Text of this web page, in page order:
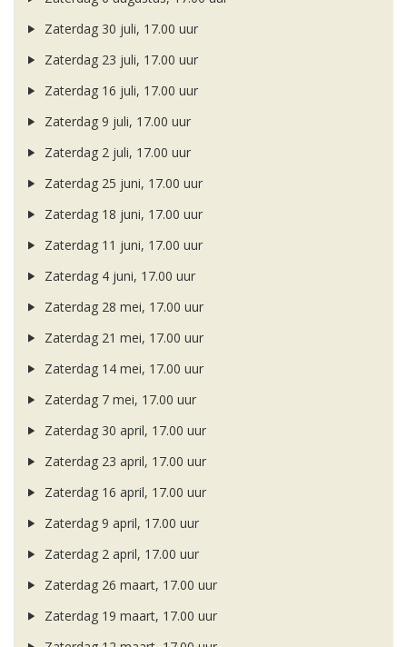
Zaterdag 30 juli, 17.00 uur
Zaterdag 23 juli, 17.00 uur
Zaterdag 16 juli, 17.00 uur
Zaterdag 9 juli, 17.00 uur
Zaterdag 2 juli, 17.00 uur
Zaterdag 25 juni, 17.00 uur
Zaterdag 18 juni, 17.00 uur
Zaterdag 11 juni, 17.00 uur
Zaterdag 4 juni, 17.00 uur
Zaterdag 28 mei, 17.00 uur
Zaterdag 21 mei, 17.00 uur
Zaterdag 14 mei, 17.00 uur
Zaterdag 7 mei, 17.00 uur
Zaterdag 30 april, 17.00 uur
Zaterdag 23 april, 17.00 uur
Zaterdag 16 april, 17.00 uur
Zaterdag 9 april, 17.00 uur
Zaterdag 2 april, 17.00 uur
Zaterdag 26 maart, 17.00 uur
Zaterdag 19 maart, 17.00 uur